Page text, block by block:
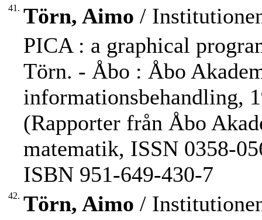
41. Törn, Aimo /
PICA : a graphical
Törn. - Åbo : Åbo
informationsbehandling,
(Rapporter från Åbo
matematik, ISSN 0358-
ISBN 951-649-430-7
42. Törn, Aimo /